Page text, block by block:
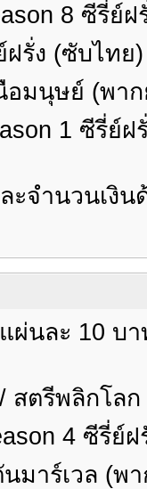
8 ซีรี่ย์
ฝรั่ง (ซับไท
อมนุษย์ (พา
1 ซีรี่ย์
จำนวนเงิน
ผ่นละ 10 บ
สตรีพลิกโล
4 ซีรี่ย์
มาร์เวล (พ